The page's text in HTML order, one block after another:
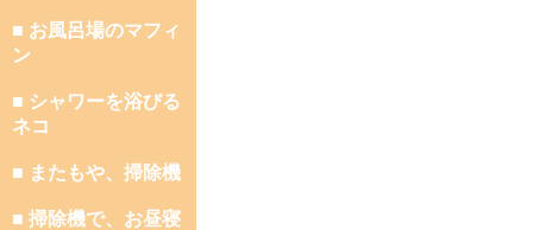
■ お風呂場のマフィ
ン
■ シャワーを浴びる
ネコ
■ またもや、掃除機
■ 掃除機で、お昼寝